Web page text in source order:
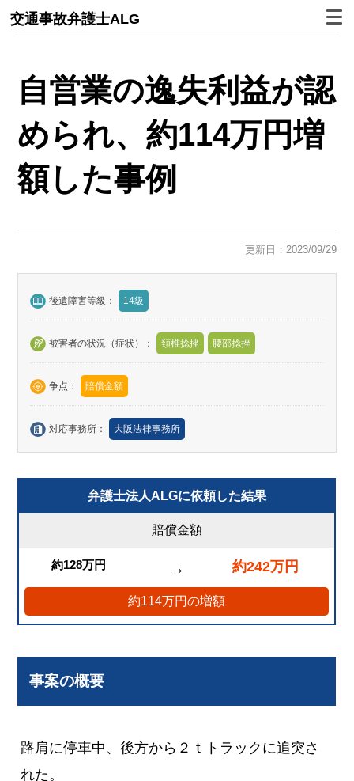
交通事故弁護士ALG
自営業の逸失利益が認
められ、約114万円増
額した事例
更新日：2023/09/29
後遺障害等級： 14級
被害者の状況（症状）： 頚椎捻挫 腰部捻挫
争点： 賠償金額
対応事務所： 大阪法律事務所
弁護士法人ALGに依頼した結果
賠償金額
約128万円 → 約242万円
約114万円の増額
事案の概要
路肩に停車中、後方から２ｔトラックに追突さ
れた。